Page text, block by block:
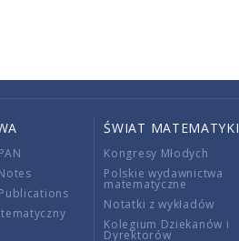
ŚWIAT MATEMATYKI
Kongresy Młodych
Polskie wydawnictwa
matematyczne
Notatki z wykładów
Kolegium Dziekanów i
Dyrektorów